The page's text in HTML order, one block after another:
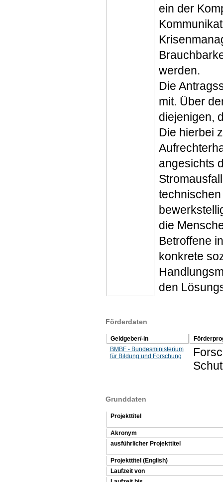
ein der
werden.
Die
mit. Über
diejenigen,
Die hierbei
angesichts
die
Betroffene
konkrete
den
Förderdaten
Geldgeber/-in
BMBF - Bundesministerium
für Bildung und Forschung
Grunddaten
Projekttitel
Akronym
ausführlicher Projekttitel
Projekttitel (English)
Laufzeit von